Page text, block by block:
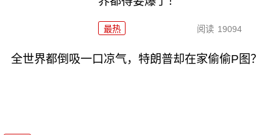
最热 阅读 19094
全世界都倒吸一口凉气，特朗普却在家偷偷P图？